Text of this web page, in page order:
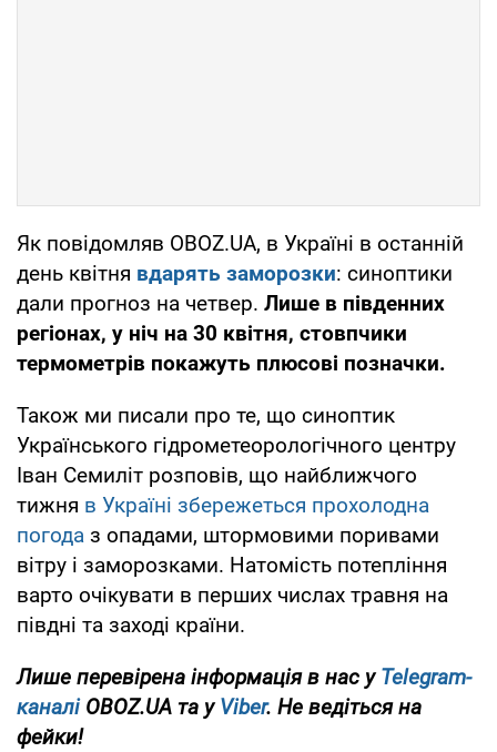
Як повідомляв OBOZ.UA, в Україні в останній
день квітня вдарять заморозки: синоптики
дали прогноз на четвер. Лише в південних
регіонах, у ніч на 30 квітня, стовпчики
термометрів покажуть плюсові позначки.
Також ми писали про те, що синоптик
Українського гідрометеорологічного центру
Іван Семиліт розповів, що найближчого
тижня в Україні збережеться прохолодна
погода з опадами, штормовими поривами
вітру і заморозками. Натомість потепління
варто очікувати в перших числах травня на
півдні та заході країни.
Лише перевірена інформація в нас уTelegram-
каналіOBOZ.UA та уViber. Не ведіться на
фейки!